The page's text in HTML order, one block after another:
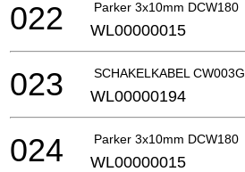
Parker 3x10mm DCW180
022 WL00000015
SCHAKELKABEL CW003G
023 WL00000194
Parker 3x10mm DCW180
024 WL00000015